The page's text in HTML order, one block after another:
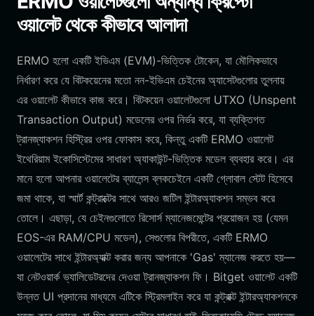
ওয়ালেট থেকে কীভাবে আলাদা
ERMO হলো একটি ইভিএম (EVM)-ভিত্তিক টোকেন, যা মৌলিকভাবে
নির্ধারণ করে যে বিটকয়েনের মতো নন-ইভিএম চেইনের অ্যাসেটগুলোর তুলনায়
এর ওয়ালেট কীভাবে কাজ করে। বিটকয়েন ওয়ালেটগুলো UTXO (Unspent
Transaction Output) মডেলের ওপর নির্ভর করে, যা ব্যক্তিগত
ট্রানজ্যাকশন হিস্ট্রির ওপর ফোকাস করে, কিন্তু একটি ERMO ওয়ালেট
ইথেরিয়াম ইকোসিস্টেমের সাধারণ অ্যাকাউন্ট-ভিত্তিক মডেল ব্যবহার করে। এর
মানে হলো আপনার ওয়ালেটের ব্যালেন্স ব্লকচেইনে একটি গ্লোবাল স্টেট হিসেবে
জমা থাকে, যা স্মার্ট কন্ট্রাক্টের সাথে আরও জটিল ইন্টারঅ্যাকশন সম্ভব করে
তোলে। এছাড়া, যে চেইনগুলোতে রিসোর্স ম্যানেজমেন্টের প্রয়োজন হয় (যেমন
EOS-এর RAM/CPU মডেল), সেগুলোর বিপরীতে, একটি ERMO
ওয়ালেটের সাথে ইন্টারঅ্যাক্ট করার জন্য আপনাকে 'Gas' ম্যানেজ করতে হয়—
যা নেটওয়ার্ক ভ্যালিডেটরদের দেওয়া ট্রানজ্যাকশন ফি। Bitget ওয়ালেট একটি
উন্নত UI প্রদানের মাধ্যমে এটিকে স্ট্রিমলাইন করে যা কন্ট্রাক্ট ইন্টারঅ্যাকশনকে